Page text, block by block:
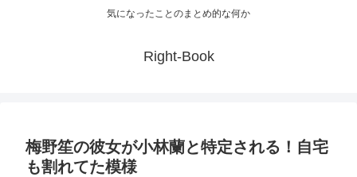
気になったことのまとめ的な何か
Right-Book
梅野笙の彼女が小林蘭と特定される！自宅
も割れてた模様